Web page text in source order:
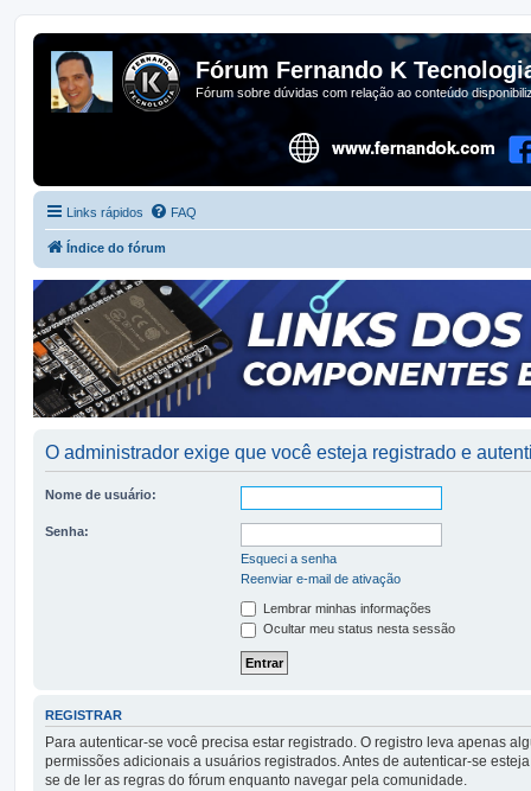
Fórum Fernando K
Fórum sobre dúvidas com relação ao conteúdo
Links rápidos FAQ
Índice do fórum
O administrador exige que você esteja registrado e
Nome de usuário:
Senha:
Esqueci a senha
Reenviar e-mail de ativação
Lembrar minhas informações
Ocultar meu status nesta sessão
REGISTRAR
Para autenticar-se você precisa estar registrado. O registro leva apenas
permissões adicionais a usuários registrados. Antes de autenticar-se
se de ler as regras do fórum enquanto navegar pela comunidade.